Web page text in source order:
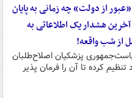
از دولت» چه زمانی به پایان
هشدار یک اطلاعاتی به
از شب واقعه!
پزشکیان اصلاح‌طلبان
کرده تا آن را فرمان پذیر